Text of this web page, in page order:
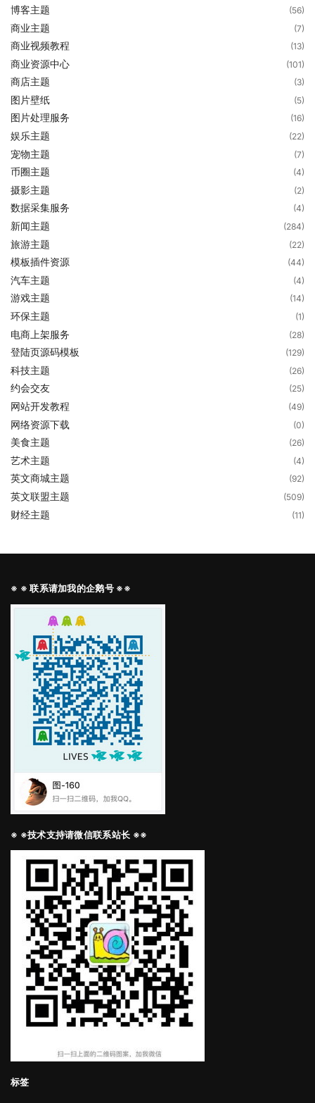
博客主题 (56)
商业主题 (7)
商业视频教程 (13)
商业资源中心 (101)
商店主题 (3)
图片壁纸 (5)
图片处理服务 (16)
娱乐主题 (22)
宠物主题 (7)
币圈主题 (4)
摄影主题 (2)
数据采集服务 (4)
新闻主题 (284)
旅游主题 (22)
模板插件资源 (44)
汽车主题 (4)
游戏主题 (14)
环保主题 (1)
电商上架服务 (28)
登陆页源码模板 (129)
科技主题 (26)
约会交友 (25)
网站开发教程 (49)
网络资源下载 (0)
美食主题 (26)
艺术主题 (4)
英文商城主题 (92)
英文联盟主题 (509)
财经主题 (11)
※ ※ 联系请加我的企鹅号 ※※
※ ※技术支持请微信联系站长 ※※
标签